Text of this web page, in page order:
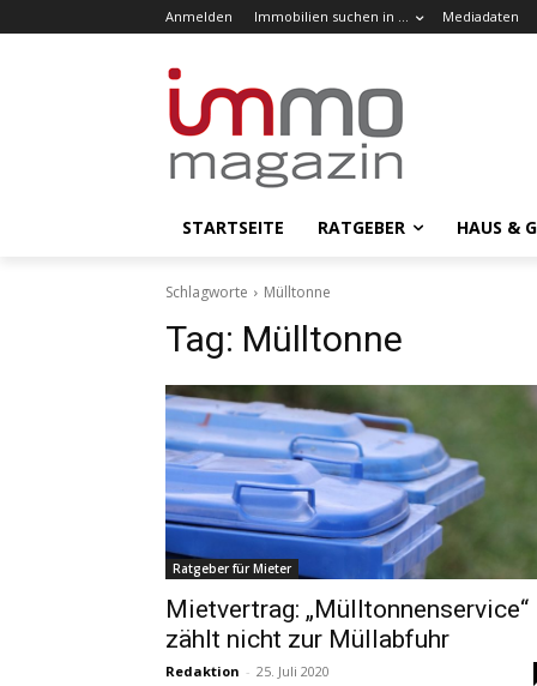
Anmelden Immobilien suchen in … Mediadaten
STARTSEITE RATGEBER HAUS &
Schlagworte Mülltonne
Tag: Mülltonne
Ratgeber für Mieter
Mietvertrag: „Mülltonnenservice“
zählt nicht zur Müllabfuhr
Redaktion - 25. Juli 2020